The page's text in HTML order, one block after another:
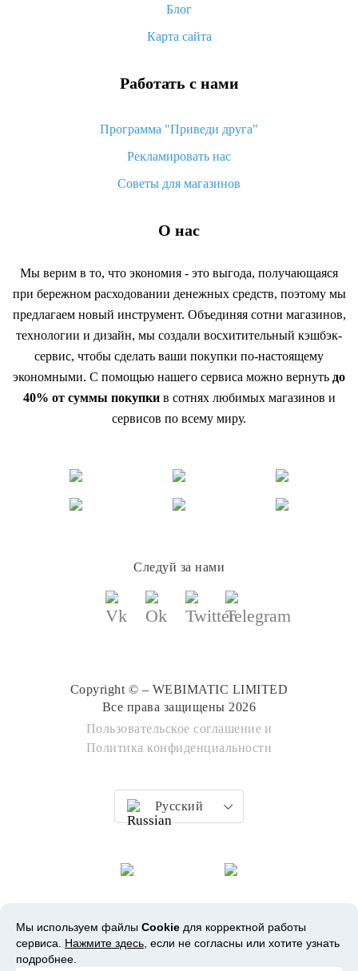
возврата денег
Блог
Карта сайта
Работать с нами
Программа "Приведи друга"
Рекламировать нас
Советы для магазинов
О нас
Мы верим в то, что экономия - это выгода, получающаяся
при бережном расходовании денежных средств, поэтому мы
предлагаем новый инструмент. Объединяя сотни магазинов,
технологии и дизайн, мы создали восхитительный кэшбэк-
сервис, чтобы сделать ваши покупки по-настоящему
экономными. С помощью нашего сервиса можно вернуть до
40% от суммы покупкив сотнях любимых магазинов и
сервисов по всему миру.
Следуй за нами
Copyright © – WEBIMATIC LIMITED
Все права защищены 2026
Пользовательское соглашение и
Политика конфиденциальности
Русский
Мы используем файлы Cookie для корректной работы
сервиса. Нажмите здесь , если не согласны или хотите узнать
подробнее.